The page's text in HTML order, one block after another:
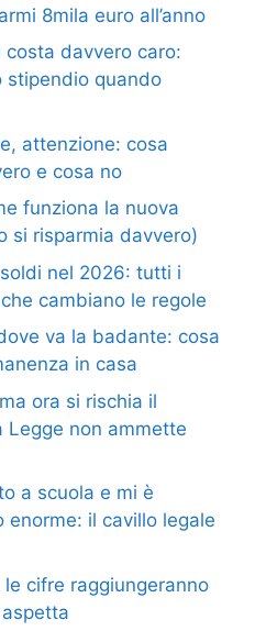
8mila euro all’anno
davvero caro:
stipendio quando
attenzione: cosa
e cosa no
funziona la nuova
si risparmia davvero)
nel 2026: tutti i
cambiano le regole
va la badante: cosa
in casa
ora si rischia il
Legge non ammette
a scuola e mi è
enorme: il cavillo legale
cifre raggiungeranno